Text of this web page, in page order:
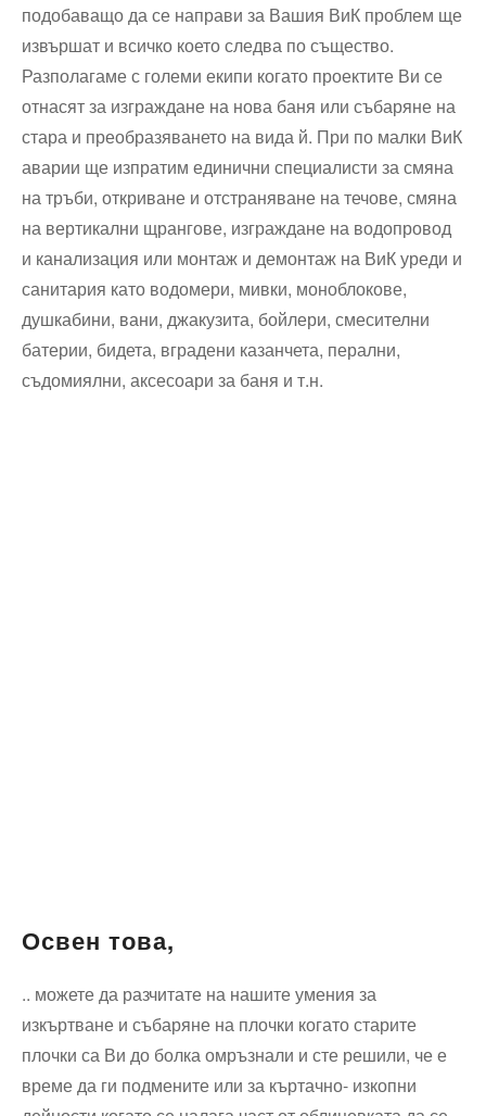
подобаващо да се направи за Вашия ВиК проблем ще
извършат и всичко което следва по същество.
Разполагаме с големи екипи когато проектите Ви се
отнасят за изграждане на нова баня или събаряне на
стара и преобразяването на вида й. При по малки ВиК
аварии ще изпратим единични специалисти за смяна
на тръби, откриване и отстраняване на течове, смяна
на вертикални щрангове, изграждане на водопровод
и канализация или монтаж и демонтаж на ВиК уреди и
санитария като водомери, мивки, моноблокове,
душкабини, вани, джакузита, бойлери, смесителни
батерии, бидета, вградени казанчета, перални,
съдомиялни, аксесоари за баня и т.н.
Освен това,
.. можете да разчитате на нашите умения за
изкъртване и събаряне на плочки когато старите
плочки са Ви до болка омръзнали и сте решили, че е
време да ги подмените или за къртачно- изкопни